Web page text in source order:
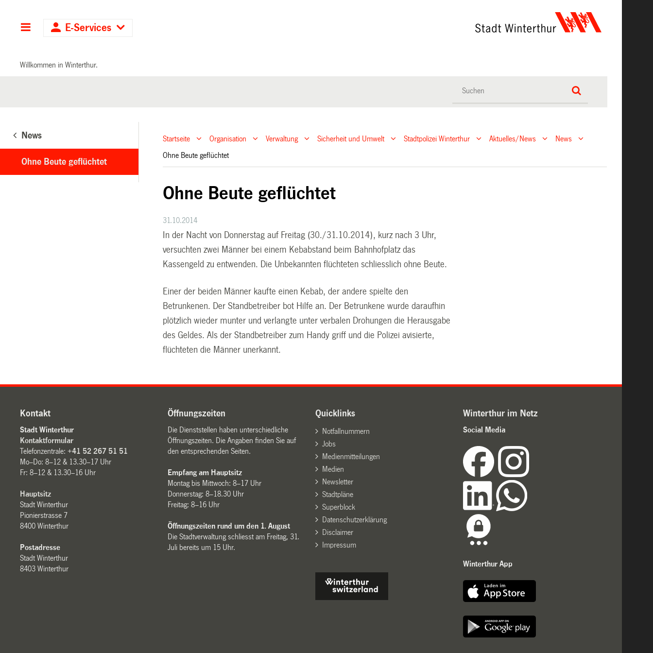
Hauptnavigation
E-Services
Willkommen in Winterthur.
News
Ohne Beute geflüchtet
Startseite Organisation Verwaltung Sicherheit und Umwelt Stadtpolizei Winterthur Aktuelles/News
News
Ohne Beute geflüchtet
Ohne Beute geflüchtet
31.10.2014
In der Nacht von Donnerstag auf Freitag (30./31.10.2014), kurz nach 3 Uhr,
versuchten zwei Männer bei einem Kebabstand beim Bahnhofplatz das
Kassengeld zu entwenden. Die Unbekannten flüchteten schliesslich ohne Beute.
Einer der beiden Männer kaufte einen Kebab, der andere spielte den
Betrunkenen. Der Standbetreiber bot Hilfe an. Der Betrunkene wurde daraufhin
plötzlich wieder munter und verlangte unter verbalen Drohungen die Herausgabe
des Geldes. Als der Standbetreiber zum Handy griff und die Polizei avisierte,
flüchteten die Männer unerkannt.
Kontakt
Stadt Winterthur
Kontaktformular
Telefonzentrale:+41 52 267 51 51
Mo–Do: 8–12 & 13.30–17 Uhr
Fr: 8–12 & 13.30–16 Uhr
Hauptsitz
Stadt Winterthur
Pionierstrasse 7
8400 Winterthur
Postadresse
Stadt Winterthur
8403 Winterthur
Öffnungszeiten
Die Dienststellen haben unterschiedliche
Öffnungszeiten. Die Angaben finden Sie auf
den entsprechenden Seiten.
Empfang am Hauptsitz
Montag bis Mittwoch: 8–17 Uhr
Donnerstag: 8–18.30 Uhr
Freitag: 8–16 Uhr
Öffnungszeiten rund um den 1. August
Die Stadtverwaltung schliesst am Freitag, 31.
Juli bereits um 15 Uhr.
Quicklinks
Notfallnummern
Jobs
Medienmitteilungen
Medien
Newsletter
Stadtpläne
Superblock
Datenschutzerklärung
Disclaimer
Impressum
Winterthur im Netz
Social Media
Winterthur App